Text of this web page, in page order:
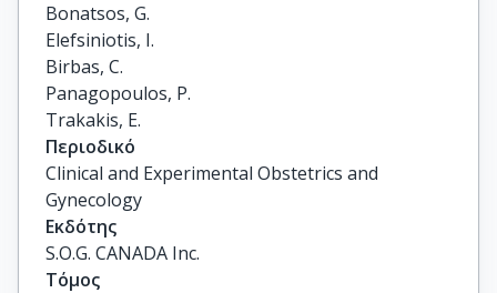
Bonatsos, G.
Elefsiniotis, I.
Birbas, C.
Panagopoulos, P.
Trakakis, E.
Περιοδικό
Clinical and Experimental Obstetrics and
Gynecology
Εκδότης
S.O.G. CANADA Inc.
Τόμος